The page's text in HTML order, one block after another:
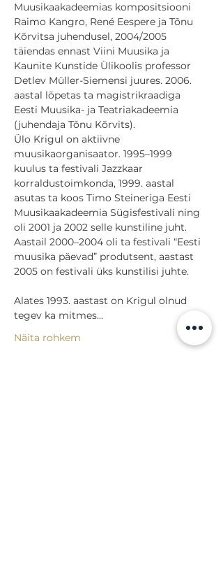
Muusikaakadeemias kompositsiooni
Raimo Kangro, René Eespere ja Tõnu
Kõrvitsa juhendusel, 2004/2005
täiendas ennast Viini Muusika ja
Kaunite Kunstide Ülikoolis professor
Detlev Müller-Siemensi juures. 2006.
aastal lõpetas ta magistrikraadiga
Eesti Muusika- ja Teatriakadeemia
(juhendaja Tõnu Kõrvits).
Ülo Krigul on aktiivne
muusikaorganisaator. 1995–1999
kuulus ta festivali Jazzkaar
korraldustoimkonda, 1999. aastal
asutas ta koos Timo Steineriga Eesti
Muusikaakadeemia Sügisfestivali ning
oli 2001 ja 2002 selle kunstiline juht.
Aastail 2000–2004 oli ta festivali “Eesti
muusika päevad” produtsent, aastast
2005 on festivali üks kunstilisi juhte.
Alates 1993. aastast on Krigul olnud
tegev ka mitmes…
Näita rohkem